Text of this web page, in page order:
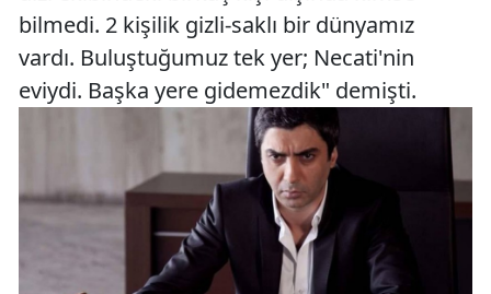
bilmedi. 2 kişilik gizli-saklı bir dünyamız
vardı. Buluştuğumuz tek yer; Necati'nin
eviydi. Başka yere gidemezdik" demişti.